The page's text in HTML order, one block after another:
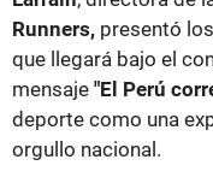
Runners, presentó
que llegará bajo el
mensaje "El Perú
deporte como una
orgullo nacional.